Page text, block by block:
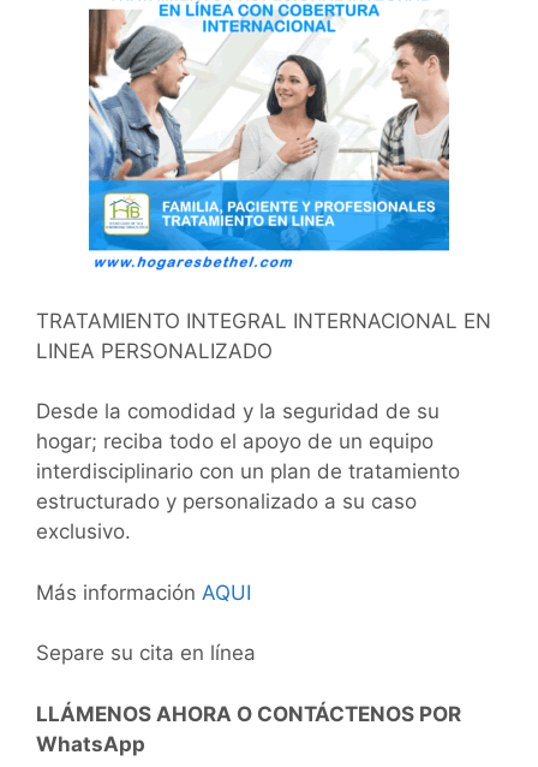
TRATAMIENTO INTEGRAL INTERNACIONAL EN
LINEA PERSONALIZADO
Desde la comodidad y la seguridad de su
hogar; reciba todo el apoyo de un equipo
interdisciplinario con un plan de tratamiento
estructurado y personalizado a su caso
exclusivo.
Más información AQUI
Separe su cita en línea
LLÁMENOS AHORA O CONTÁCTENOS POR
WhatsApp